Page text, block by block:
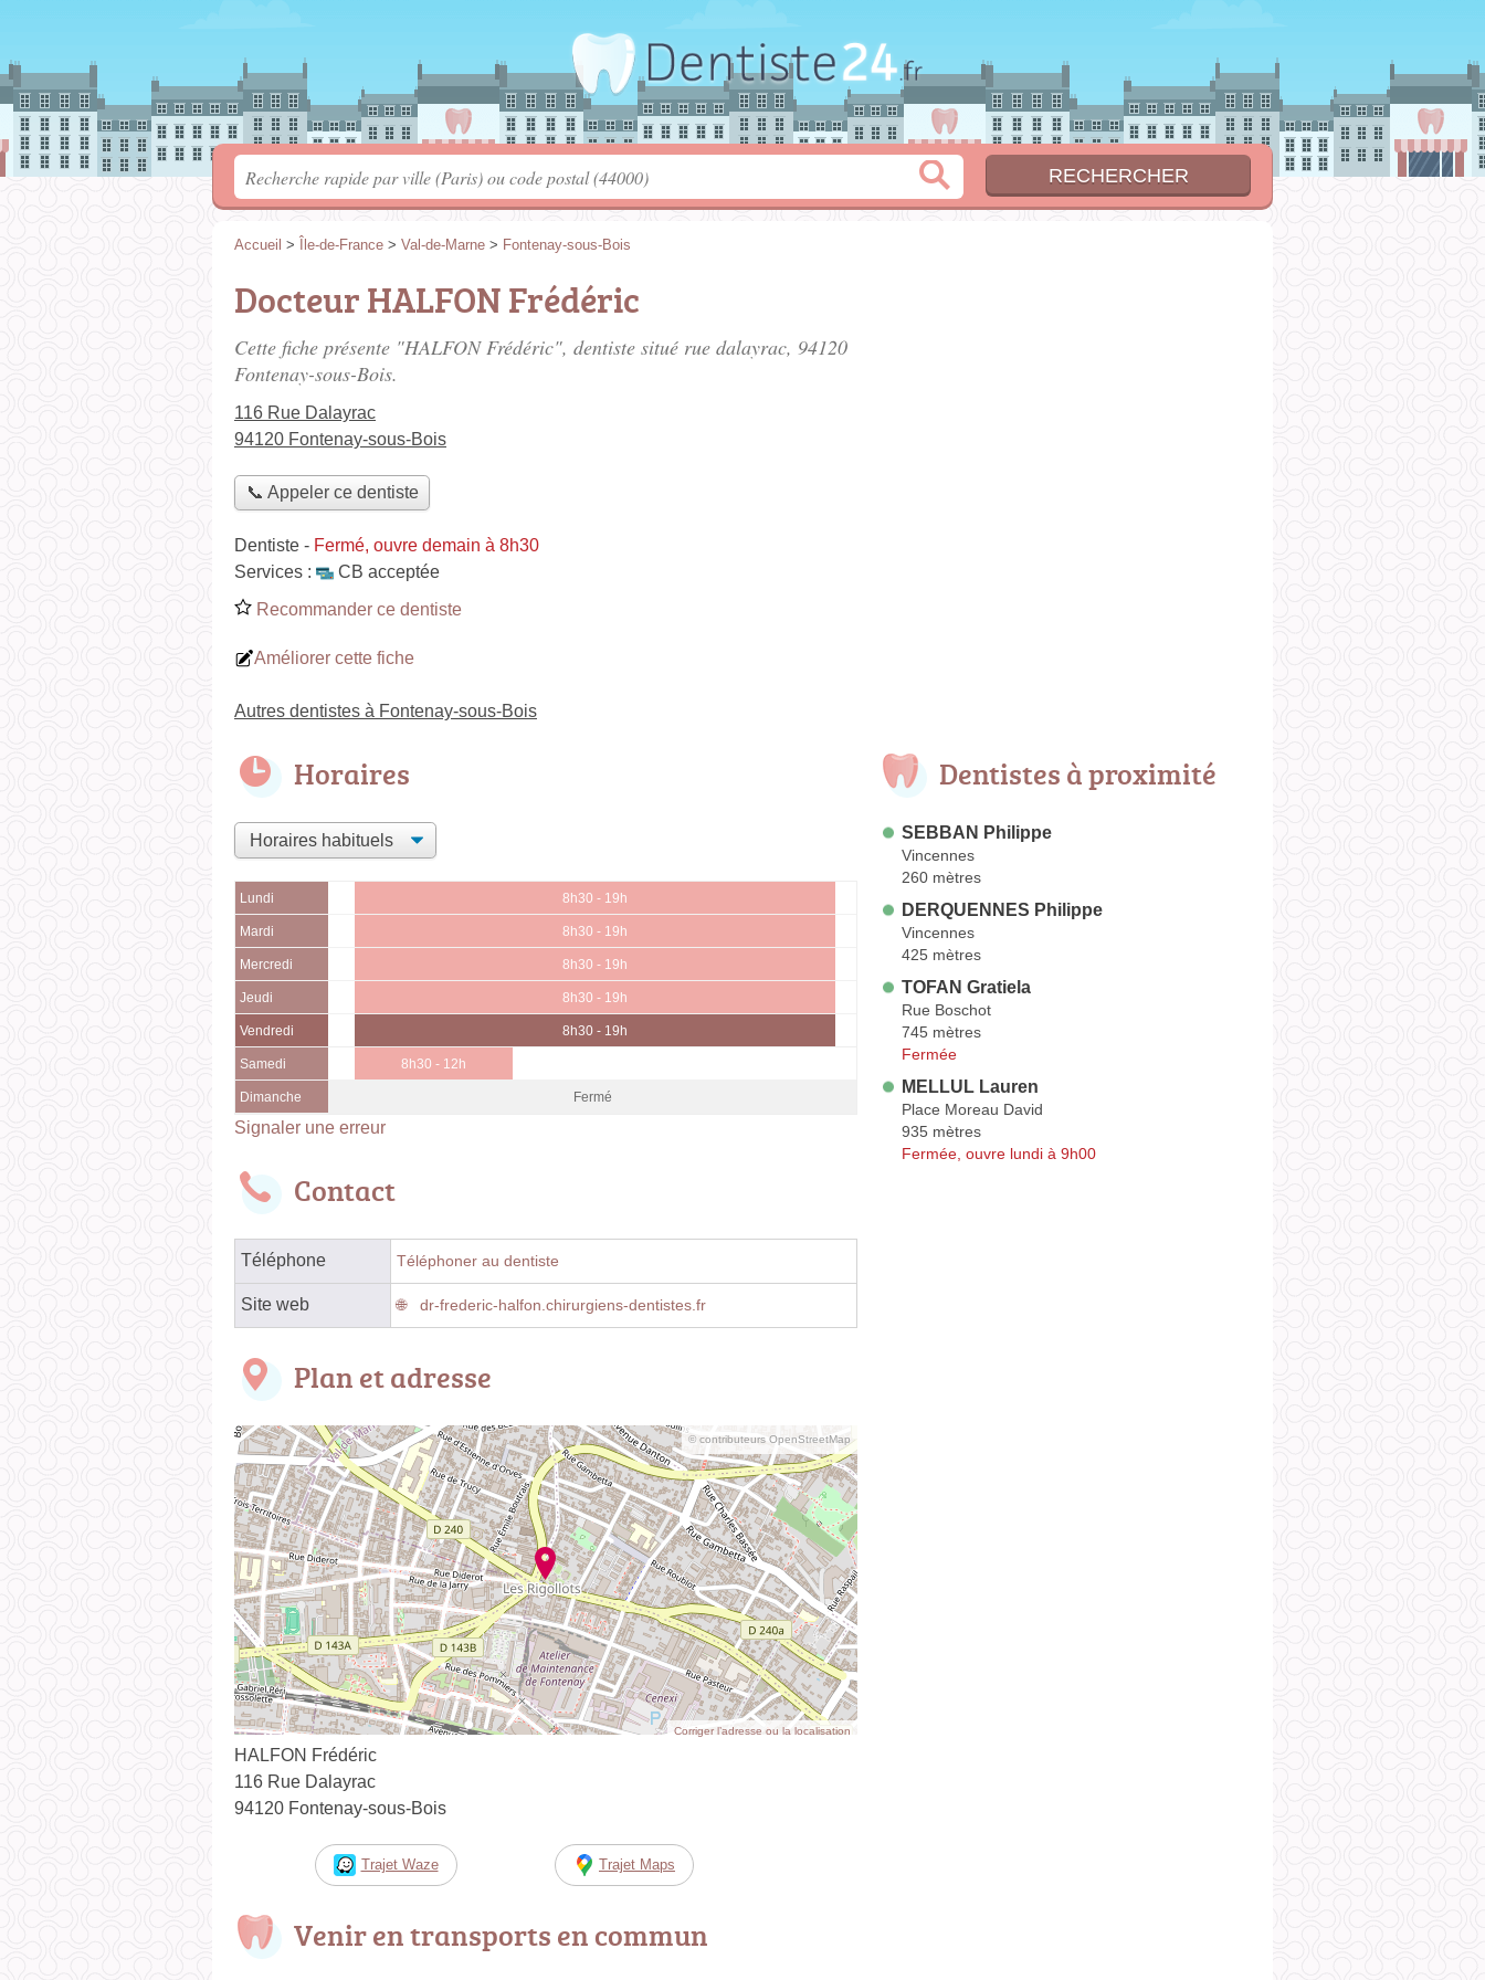
Accueil > Île-de-France > Val-de-Marne > Fontenay-sous-Bois
Docteur HALFON Frédéric
Cette fiche présente "HALFON Frédéric", dentiste situé rue dalayrac, 94120
Fontenay-sous-Bois.
116 Rue Dalayrac
94120 Fontenay-sous-Bois
📞 Appeler ce dentiste
Dentiste - Fermé, ouvre demain à 8h30
Services :
CB acceptée
Recommander ce dentiste
Améliorer cette fiche
Autres dentistes à Fontenay-sous-Bois
Horaires
Lundi 8h30 - 19h
Mardi 8h30 - 19h
Mercredi 8h30 - 19h
Jeudi 8h30 - 19h
Vendredi 8h30 - 19h
Samedi 8h30 - 12h
Dimanche Fermé
Signaler une erreur
Contact
Téléphone Téléphoner au dentiste
Site web dr-frederic-halfon.chirurgiens-dentistes.fr
Plan et adresse
© contributeurs OpenStreetMap
Corriger l’adresse ou la localisation
HALFON Frédéric
116 Rue Dalayrac
94120 Fontenay-sous-Bois
Trajet Waze Trajet Maps
Venir en transports en commun
Dentistes à proximité
SEBBAN Philippe
Vincennes
260 mètres
DERQUENNES Philippe
Vincennes
425 mètres
TOFAN Gratiela
Rue Boschot
745 mètres
Fermée
MELLUL Lauren
Place Moreau David
935 mètres
Fermée, ouvre lundi à 9h00